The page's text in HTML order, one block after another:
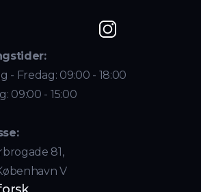
- Fredag: 09:00 - 18:00
09:00 - 15:00
81,
V